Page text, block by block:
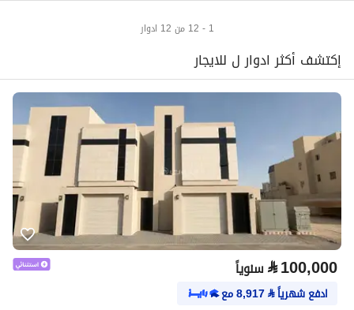
1 - 12 من 12 ادوار
إكتشف أكثر ادوار ل للايجار
⃁100,000 سنوياً
ادفع شهرياً⃁
8,917مع